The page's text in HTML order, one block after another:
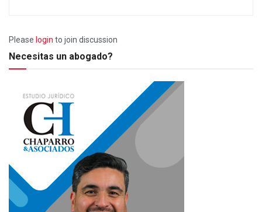
Please login to join discussion
Necesitas un abogado?